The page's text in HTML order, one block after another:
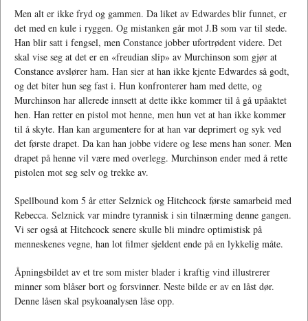
Men alt er ikke fryd og gammen. Da liket av Edwardes blir funnet, er
det med en kule i ryggen. Og mistanken går mot J.B som var til stede.
Han blir satt i fengsel, men Constance jobber ufortrødent videre. Det
skal vise seg at det er en «freudian slip» av Murchinson som gjør at
Constance avslører ham. Han sier at han ikke kjente Edwardes så godt,
og det biter hun seg fast i. Hun konfronterer ham med dette, og
Murchinson har allerede innsett at dette ikke kommer til å gå upåaktet
hen. Han retter en pistol mot henne, men hun vet at han ikke kommer
til å skyte. Han kan argumentere for at han var deprimert og syk ved
det første drapet. Da kan han jobbe videre og lese mens han soner. Men
drapet på henne vil være med overlegg. Murchinson ender med å rette
pistolen mot seg selv og trekke av.
Spellbound kom 5 år etter Selznick og Hitchcock første samarbeid med
Rebecca. Selznick var mindre tyrannisk i sin tilnærming denne gangen.
Vi ser også at Hitchcock senere skulle bli mindre optimistisk på
menneskenes vegne, han lot filmer sjeldent ende på en lykkelig måte.
Åpningsbildet av et tre som mister blader i kraftig vind illustrerer
minner som blåser bort og forsvinner. Neste bilde er av en låst dør.
Denne låsen skal psykoanalysen låse opp.